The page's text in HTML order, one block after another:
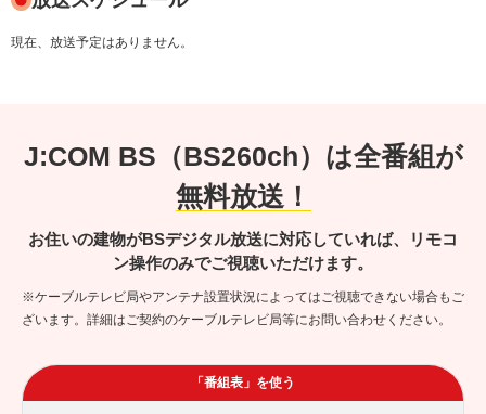
現在、放送予定はありません。
J:COM BS（BS260ch）は全番組が
無料放送！
お住いの建物がBSデジタル放送に対応していれば、リモコ
ン操作のみでご視聴いただけます。
※ケーブルテレビ局やアンテナ設置状況によってはご視聴できない場合もご
ざいます。詳細はご契約のケーブルテレビ局等にお問い合わせください。
「番組表」を使う